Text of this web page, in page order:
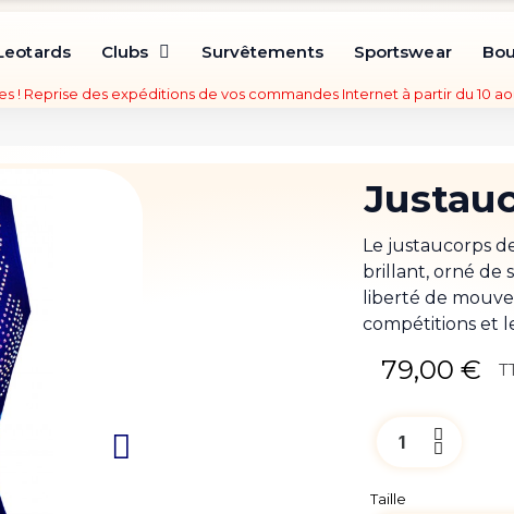
Clubs Survêtements Sportswear
! Reprise des expéditions de vos commandes Internet à partir du 10
Le justaucorps
brillant, orné de
liberté de
compétitions et
79,00 €
Taille